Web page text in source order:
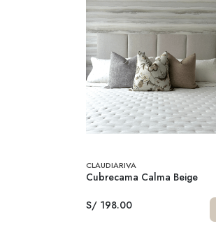
CLAUDIARIVA
Cubrecama Calma Beige
S/ 198.00